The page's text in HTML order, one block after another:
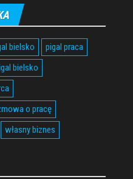
bielsko
pigal praca
bielsko
o pracę
własny biznes